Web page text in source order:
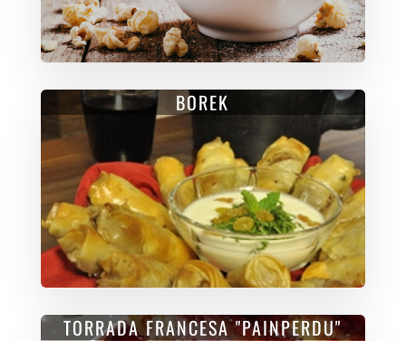
BOREK
TORRADA FRANCESA "PAINPERDU"